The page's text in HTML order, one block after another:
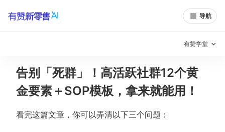
导航
有赞学堂
有赞说增长
私域日历 增长方法
有赞说案例拆解 有赞专家说
告别「死群」！高活跃社群12个黄
金要素＋SOP模板，拿来就能用！
看完这篇文章，你可以弄清以下三个问题：